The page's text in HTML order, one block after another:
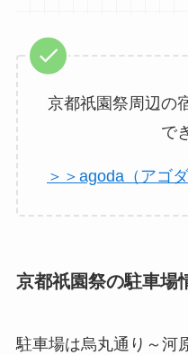
京都祇園祭周辺の
で
＞＞agoda（アゴ
京都祇園祭の駐車場
駐車場は烏丸通り～河